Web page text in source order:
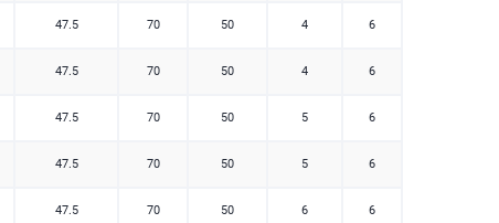
47.5 70 50 4 6
47.5 70 50 4 6
47.5 70 50 5 6
47.5 70 50 5 6
47.5 70 50 6 6